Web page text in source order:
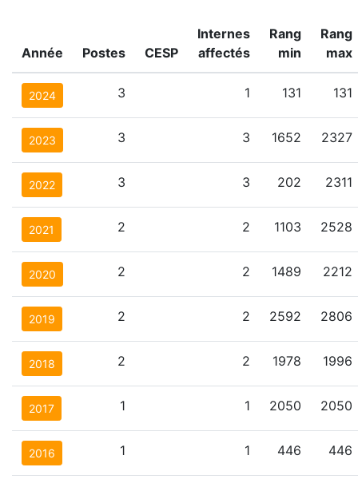
Année Postes CESP
Internes
affectés
Rang
min
Rang
max
2024 3 1 131 131
2023 3 3 1652 2327
2022 3 3 202 2311
2021 2 2 1103 2528
2020 2 2 1489 2212
2019 2 2 2592 2806
2018 2 2 1978 1996
2017 1 1 2050 2050
2016 1 1 446 446